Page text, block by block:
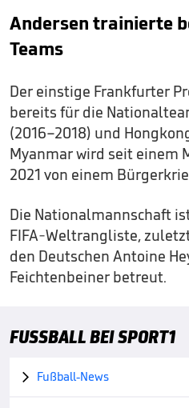
Andersen trainierte
Teams
Der einstige Frankfurter
bereits für die
(2016–2018) und
Myanmar wird seit einem
2021 von einem
Die Nationalmannschaft
FIFA-Weltrangliste,
den Deutschen Antoine
Feichtenbeiner betreut.
FUSSBALL BEI SPORT1
 Fußball-News